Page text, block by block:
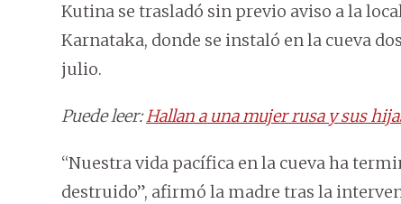
Kutina se trasladó sin previo aviso a la
Karnataka, donde se instaló en la cueva
julio.
Puede leer:Hallan a una mujer rusa y sus
“Nuestra vida pacífica en la cueva ha
destruido”, afirmó la madre tras la